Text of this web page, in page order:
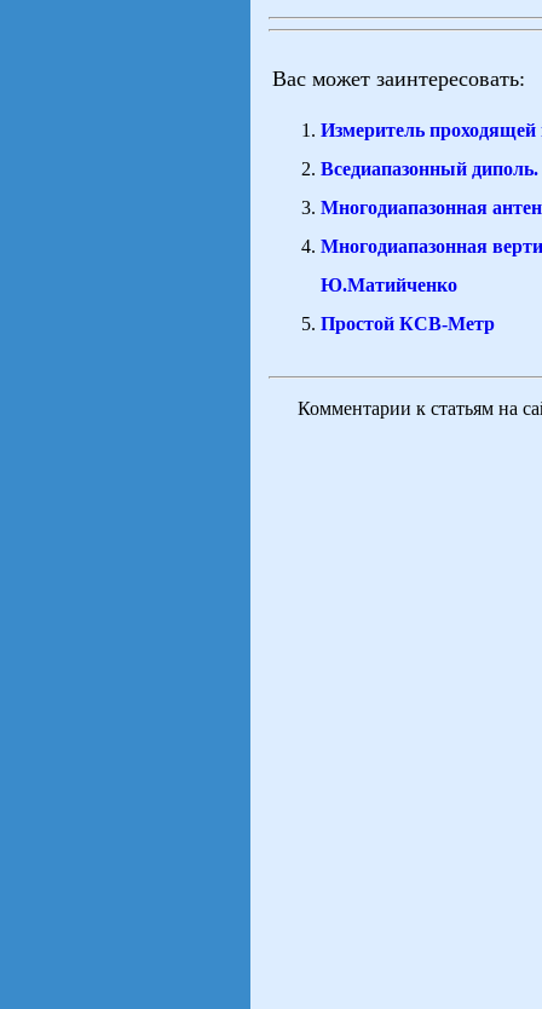
Вас может заинтересовать:
Измеритель
Вседиапазонный
Многодиапазонная
Многодиапазонная
Ю.Матийченко
Простой КСВ-Метр
Комментарии к статьям на